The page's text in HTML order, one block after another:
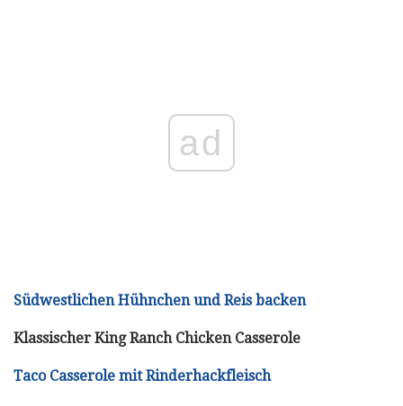
ad
Südwestlichen Hühnchen und Reis backen
Klassischer King Ranch Chicken Casserole
Taco Casserole mit Rinderhackfleisch